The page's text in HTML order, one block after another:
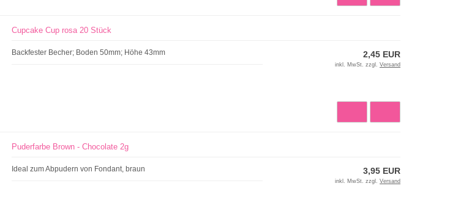
Cupcake Cup rosa 20 Stück
Backfester Becher; Boden 50mm; Höhe 43mm 2,45 EUR
inkl. MwSt. zzgl. Versand
Puderfarbe Brown - Chocolate 2g
Ideal zum Abpudern von Fondant, braun 3,95 EUR
inkl. MwSt. zzgl. Versand